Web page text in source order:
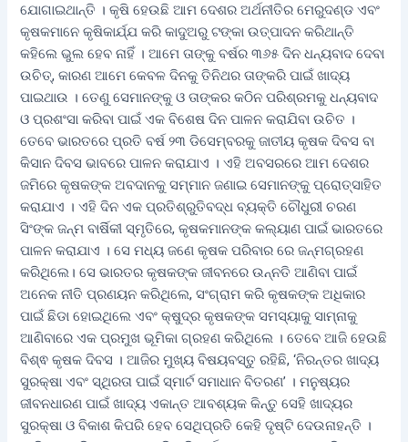
ଯୋଗାଇଥାନ୍ତି । କୃଷି ହେଉଛି ଆମ ଦେଶର ଅର୍ଥନୀତିର ମେରୁଦଣ୍ଡ ଏବଂ
କୃଷକମାନେ କୃଷିକାର୍ଯ୍ଯ କରି କାଦୁଅରୁ ଟଙ୍କା ଉତ୍ପାଦନ କରିଥାନ୍ତି
କହିଲେ ଭୁଲ ହେବ ନାହିଁ । ଆମେ ତାଙ୍କୁ ବର୍ଷର ୩୬୫ ଦିନ ଧନ୍ୟବାଦ ଦେବା
ଉଚିତ୍, କାରଣ ଆମେ କେବଳ ଦିନକୁ ତିନିଥର ତାଙ୍କରି ପାଇଁ ଖାଦ୍ୟ
ପାଇଥାଉ । ତେଣୁ ସେମାନଙ୍କୁ ଓ ତାଙ୍କର କଠିନ ପରିଶ୍ରମକୁ ଧନ୍ୟବାଦ
ଓ ପ୍ରଶଂସା କରିବା ପାଇଁ ଏକ ବିଶେଷ ଦିନ ପାଳନ କରାଯିବା ଉଚିତ ।
ତେବେ ଭାରତରେ ପ୍ରତି ବର୍ଷ ୨୩ ଡିସେମ୍ବରକୁ ଜାତୀୟ କୃଷକ ଦିବସ ବା
କିସାନ ଦିବସ ଭାବରେ ପାଳନ କରାଯାଏ । ଏହି ଅବସରରେ ଆମ ଦେଶର
ଜମିରେ କୃଷକଙ୍କ ଅବଦାନକୁ ସମ୍ମାନ ଜଣାଇ ସେମାନଙ୍କୁ ପ୍ରୋତ୍ସାହିତ
କରାଯାଏ । ଏହି ଦିନ ଏକ ପ୍ରତିଶ୍ରୁତିବଦ୍ଧ ବ୍ୟକ୍ତି ଚୌଧୁରୀ ଚରଣ
ସିଂଙ୍କ ଜନ୍ମ ବାର୍ଷିକୀ ସ୍ମୃତିରେ, କୃଷକମାନଙ୍କ କଲ୍ୟାଣ ପାଇଁ ଭାରତରେ
ପାଳନ କରାଯାଏ । ସେ ମଧ୍ୟ ଜଣେ କୃଷକ ପରିବାର ରେ ଜନ୍ମଗ୍ରହଣ
କରିଥିଲେ। ସେ ଭାରତର କୃଷକଙ୍କ ଜୀବନରେ ଉନ୍ନତି ଆଣିବା ପାଇଁ
ଅନେକ ନୀତି ପ୍ରଣୟନ କରିଥିଲେ, ସଂଗ୍ରାମ କରି କୃଷକଙ୍କ ଅଧିକାର
ପାଇଁ ଛିଡା ହୋଇଥିଲେ ଏବଂ କ୍ଷୁଦ୍ର କୃଷକଙ୍କ ସମସ୍ୟାକୁ ସାମ୍ନାକୁ
ଆଣିବାରେ ଏକ ପ୍ରମୁଖ ଭୂମିକା ଗ୍ରହଣ କରିଥିଲେ । ତେବେ ଆଜି ହେଉଛି
ବିଶ୍ଵ କୃଷକ ଦିବସ । ଆଜିର ମୁଖ୍ୟ ବିଷୟବସ୍ତୁ ରହିଛି, ‘ନିରନ୍ତର ଖାଦ୍ୟ
ସୁରକ୍ଷା ଏବଂ ସ୍ଥିରତା ପାଇଁ ସ୍ମାର୍ଟ ସମାଧାନ ବିତରଣ’ । ମନୁଷ୍ୟର
ଜୀବନଧାରଣ ପାଇଁ ଖାଦ୍ୟ ଏକାନ୍ତ ଆବଶ୍ୟକ କିନ୍ତୁ ସେହି ଖାଦ୍ୟର
ସୁରକ୍ଷା ଓ ବିକାଶ କିପରି ହେବ ସେଥିପ୍ରତି କେହି ଦୃଷ୍ଟି ଦେଉନାହନ୍ତି ।